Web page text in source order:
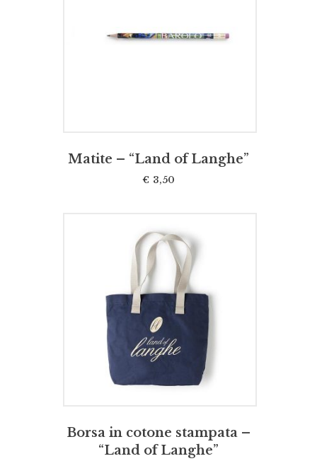
SCEGLI
Matite – “Land of Langhe”
€ 3,50
SCEGLI
Borsa in cotone stampata –
“Land of Langhe”